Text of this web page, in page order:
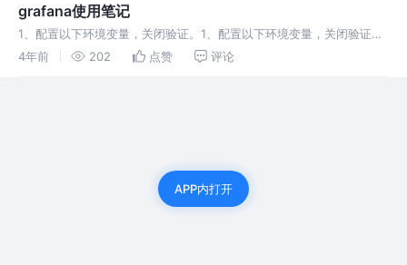
grafana使用笔记
1、配置以下环境变量，关闭验证。1、配置以下环境变量，关闭验证。
1、配置以下环境变量，关闭验证。1、配置以下环境变量，关闭验证。
4年前 202 点赞 评论
APP内打开